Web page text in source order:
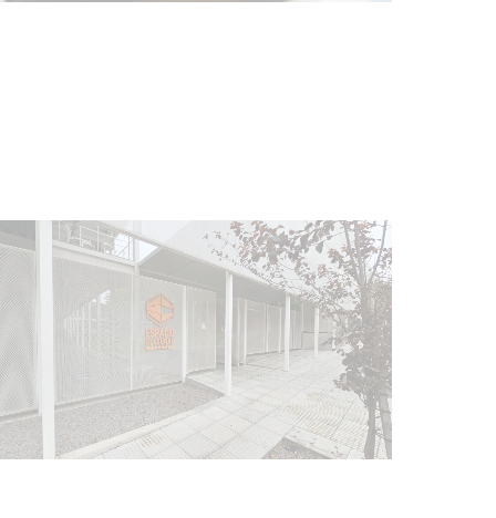
Siniestro laboral con tiernizadora
de carne
01-08-2026